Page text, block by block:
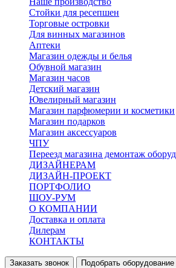
Стойки для ресепшен
Торговые островки
Для винных магазинов
Аптеки
Магазин одежды и белья
Обувной магазин
Магазин часов
Детский магазин
Ювелирный магазин
Магазин парфюмерии и косметики
Магазин подарков
Магазин аксессуаров
ЧПУ
Переезд магазина демонтаж
ДИЗАЙНЕРАМ
ДИЗАЙН-ПРОЕКТ
ПОРТФОЛИО
ШОУ-РУМ
О КОМПАНИИ
Доставка и оплата
Дилерам
КОНТАКТЫ
Заказать звонок Подобрать оборудование